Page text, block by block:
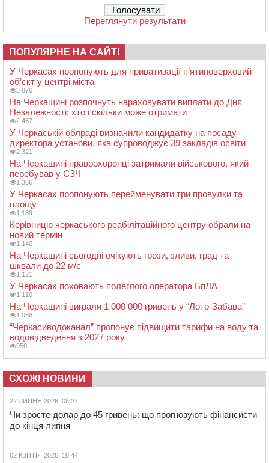
Переглянути результати
ПОПУЛЯРНЕ НА САЙТІ
У Черкасах пропонують для приватизації п’ятиповерховий
об’єкт у центрі міста
3 876
На Черкащині розпочнуть нараховувати виплати до Дня
Незалежності: хто і скільки може отримати
2 467
У Черкаській облраді визначили кандидатку на посаду
директора установи, яка супроводжує 39 закладів освіти
2 321
На Черкащині правоохоронці затримали військового, який
перебував у СЗЧ
1 366
У Черкасах пропонують перейменувати три провулки та
площу
1 189
Керівницю черкаського реабілітаційного центру обрали на
новий термін
1 140
На Черкащині сьогодні очікують грози, зливи, град та
шквали до 22 м/с
1 121
У Черкасах поховають полеглого оператора БпЛА
1 110
На Черкащині виграли 1 000 000 гривень у “Лото-Забава”
1 086
“Черкасиводоканал” пропонує підвищити тарифи на воду та
водовідведення з 2027 року
950
СХОЖІ НОВИНИ
22 ЛИПНЯ 2026, 08:27
Чи зросте долар до 45 гривень: що прогнозують фінансисти
до кінця липня
02 КВІТНЯ 2026, 18:44